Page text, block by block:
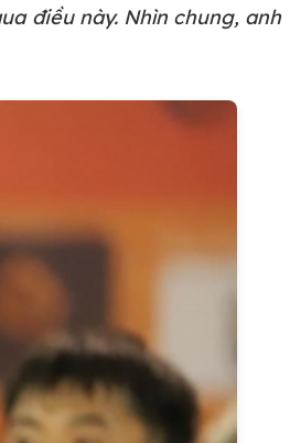
điều này. Nhìn chung, anh